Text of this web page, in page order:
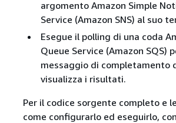
argomento Amazon Simple
Service (Amazon SNS) al suo
Esegue il polling di una coda
Queue Service (Amazon SQS)
messaggio di completamento
visualizza i risultati.
Per il codice sorgente completo e
come configurarlo ed eseguirlo,